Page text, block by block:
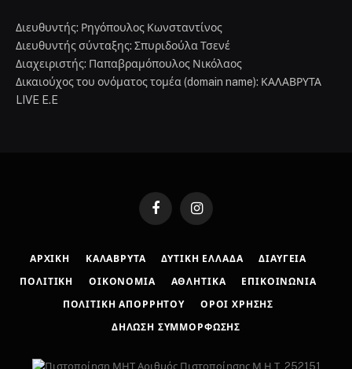
Διευθυντής: Ρηγόπουλος Κωνσταντίνος
Διευθυντής σύνταξης: Σπυριδούλα Τσενέ
Διαχειριστής: Παπαβραμόπουλος Νικόλαος
Δικαιούχος του ονόματος τομέα (domain name): ΚΑΛΑΒΡΥΤΑ
LIVE E.E
FacebookInstagram
ΑΡΧΙΚΉ ΚΑΛΆΒΡΥΤΑ ΔΥΤΙΚΉ ΕΛΛΆΔΑ ΔΙΑΎΓΕΙΑ
ΠΟΛΙΤΙΚΉ ΟΙΚΟΝΟΜΊΑ ΑΘΛΗΤΙΚΆ ΕΠΙΚΟΙΝΩΝΊΑ
ΠΟΛΙΤΙΚΉ ΑΠΟΡΡΉΤΟΥ ΌΡΟΙ ΧΡΉΣΗΣ
ΔΉΛΩΣΗ ΣΥΜΜΌΡΦΩΣΗΣ
Αριθμός Πιστοποίησης Μ.Η.Τ. 252151